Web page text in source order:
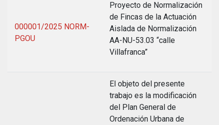
000001/2025 NORM-
PGOU
Proyecto de Normalización
de Fincas de la Actuación
Aislada de Normalización
AA-NU-53.03 “calle
Villafranca”
El objeto del presente
trabajo es la modificación
del Plan General de
Ordenación Urbana de